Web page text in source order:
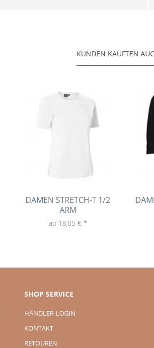
KUNDEN KAUFTEN
DAMEN STRETCH-T 1/2
ARM
ab 18,05 € *
SHOP SERVICE
HÄNDLER-LOGIN
KONTAKT
RETOUREN